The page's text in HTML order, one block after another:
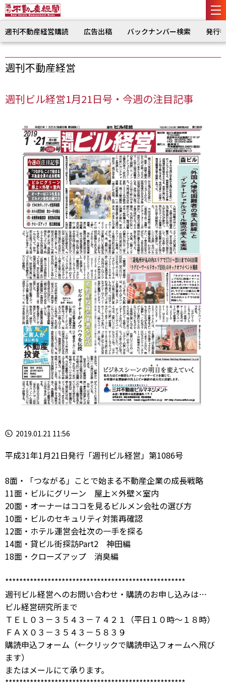
週刊不動産経営購読 広告出稿 バックナンバー検索 発行
週刊不動産経営
週刊ビル経営1月21日号・今週の注目記事
2019.01.21 11:56
平成31年1月21日発行「週刊ビル経営」第1086号
8面・「つながる」ことで始まる不動産企業の成長戦略
11面・ビルにグリーン 屋上×外壁×室内
20面・オーナーはココを見るビルメン会社の選び方
10面・ビルのセキュリティ対策再確認
12面・ホテル運営会社次の一手を探る
14面・貸ビル街探訪Part2 神田編
18面・クローズアップ 消臭編
***************************************************
週刊ビル経営へのお問い合わせ・購読のお申し込みは…
ビル経営研究所まで
ＴＥＬ０３－３５４３－７４２１（平日１０時～１８時）
ＦＡＸ０３－３５４３－５８３９
購読申込フォーム （←クリックで購読申込フォームへ飛び
ます）
またはメールにて承ります。
***************************************************